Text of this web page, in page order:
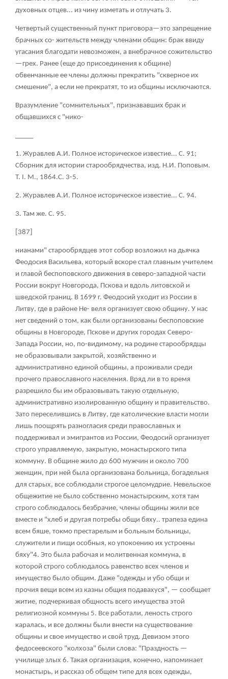
духовных отцев... из чину изметать и отлучать 3.
Четвертый существенный пункт приговора—это запрещение
брачных со- жительств между членами общин: брак ввиду
угасания благодати невозможен, а внебрачное сожительство
—грех. Ранее (еще до присоединения к общине)
обвенчанные ее члены должны прекратить "скверное их
смешение", а если не прекратят, то из общины исключаются.
Вразумление "сомнительных", признававших брак и
общавшихся с "нико-
1. Журавлев А.И. Полное историческое известие... С. 91;
Сборник для истории старообрядчества, изд. Н.И. Поповым.
Т. I. М., 1864.С. 3-5.
2. Журавлев А.И. Полное историческое известие... С. 94.
3. Там же. С. 95.
[387]
нианами" старообрядцев этот собор возложил на дьячка
Феодосия Васильева, который вскоре стал главным учителем
и главой беспоповского движения в северо-западной части
России вокруг Новгорода, Пскова и вдоль литовской и
шведской границ. В 1699 г. Феодосий уходит из России в
Литву, где в районе Не- веля организует свою общину. У нас
нет сведений о том, как были организованы беспоповские
общины в Новгороде, Пскове и других городах Северо-
Запада России, но, по-видимому, на родине старообрядцы
не образовывали закрытой, хозяйственно и
административно единой общины, а проживали среди
прочего православного населения. Вряд ли в то время
разрешило бы им образовывать такую отдельную,
административно изолированную общину и правительство.
Зато переселившись в Литву, где католические власти могли
лишь поощрять разногласия среди православных и
поддерживал и эмигрантов из России, Феодосий организует
строго управляемую, закрытую, монастырского типа
коммуну. В общине жило до 600 мужчин и около 700
женщин, при ней была организована больница, богадельня
для старых, все соблюдали строгое целомудрие. Невельское
общежитие не было собственно монастырским, хотя там
строго соблюдалось безбрачие, члены общины жили все
вместе и "хлеб и другая потребы общи бяху.. трапеза едина
всем бяше, токмо престарелым и больным больницы,
служители и пищи особныя, ко упокоению их устроены
бяху"4. Это была рабочая и молитвенная коммуна, в
которой строго соблюдалось равенство всех членов и
имущество было общим. Даже "одежды и убо общи и
прочия вещи всем из казны общия подавахуся", — сообщает
житие, подчеркивая общность всего имущества этой
религиозной коммуны 5. Все работали, леность строго
каралась, и все должны были внести на существование
общины и свое имущество и свой труд. Девизом этого
федосеевского "колхоза" были слова: "Праздность —
училище злых 6. Такая организация, конечно, напоминает
монастырь, и рассказ об общем типе для всех одежды,